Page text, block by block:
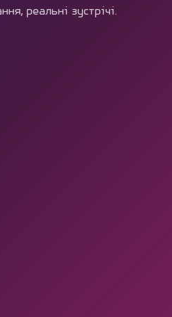
реальні зустрічі.